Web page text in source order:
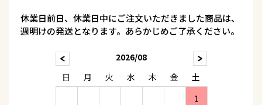
休業日前日、休業日中にご注文いただきました商品は、
週明けの発送となります。あらかじめご了承ください。
2026/08
日
月 火 水 木 金
土
1